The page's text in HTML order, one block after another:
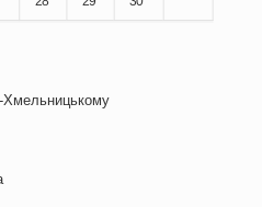
Хмельницькому